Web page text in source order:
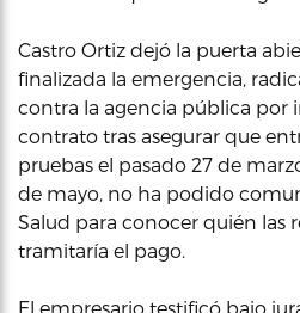
Castro Ortiz dejó la puerta
finalizada la emergencia,
contra la agencia pública
contrato tras asegurar que
pruebas el pasado 27 de
de mayo, no ha podido
Salud para conocer quién las
tramitaría el pago.
El empresario testificó bajo